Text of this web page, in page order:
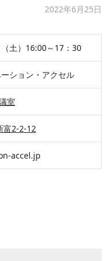
2022年6月25日
土）16:00～17：30
ション・アクセル
室
富2-2-12
accel.jp